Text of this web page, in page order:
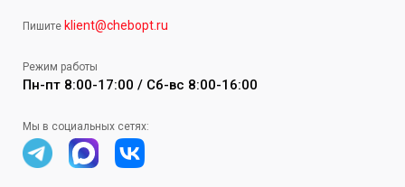
Пишите klient@chebopt.ru
Режим работы
Пн-пт 8:00-17:00 / Сб-вс 8:00-16:00
Мы в социальных сетях: